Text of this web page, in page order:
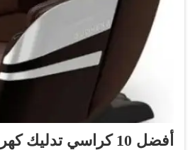
أفضل 10 كراسي تدليك